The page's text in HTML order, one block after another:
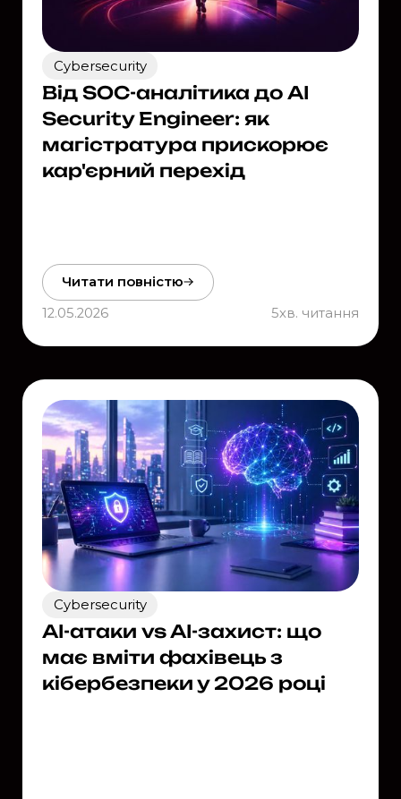
Cybersecurity
Від SOC-аналітика до AI
Security Engineer: як
магістратура прискорює
кар'єрний перехід
Читати повністю
12.05.2026
5хв. читання
Cybersecurity
AI-атаки vs AI-захист: що
має вміти фахівець з
кібербезпеки у 2026 році